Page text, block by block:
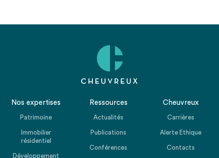
Nos expertises
Patrimoine
Immobilier
résidentiel
Développement
Ressources
Actualités
Publications
Conférences
Cheuvreux
Carrières
Alerte Ethique
Contacts